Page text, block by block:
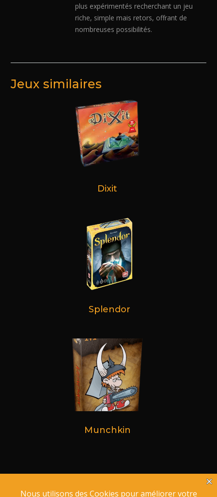
plus expérimentés recherchant un jeu
riche, simple mais retors, offrant de
nombreuses possibilités.
Jeux similaires
Dixit
Splendor
Munchkin